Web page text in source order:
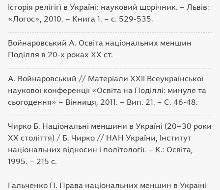
Історія релігігї в Україні: науковий щорічник. – Львів:
«Логос», 2010. – Книга 1. – с. 529-535.
Войнаровський А. Освіта національних меншин
Поділля в 20-х роках ХХ ст.
А. Войнаровський // Матеріали ХХІІ Всеукраїнської
наукової конференції «Освіта на Поділлі: минуле та
сьогодення» – Вінниця, 2011. – Вип. 21. – С. 46-48.
Чирко Б. Національні меншини в Україні (20–30 роки
ХХ століття) / Б. Чирко // НАН України, Інститут
національних відносин і політології. – К.: Освіта,
1995. – 215 с.
Гальченко П. Права національних меншин в Україні